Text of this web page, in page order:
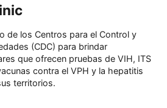
de los Centros para el Control y
(CDC) para brindar
que ofrecen pruebas de VIH, ITS
contra el VPH y la hepatitis
territorios.